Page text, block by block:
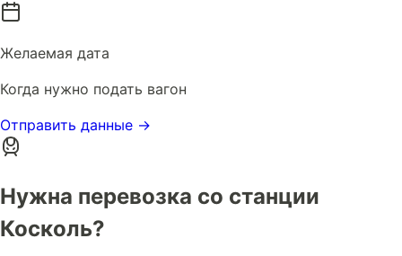
Желаемая дата
Когда нужно подать вагон
Отправить данные →
Нужна перевозка со станции
Коскoль?